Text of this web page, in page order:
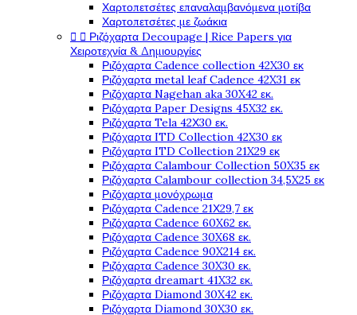
Χαρτοπετσέτες επαναλαμβανόμενα μοτίβα
Χαρτοπετσέτες με ζωάκια
  Ριζόχαρτα Decoupage | Rice Papers για
Χειροτεχνία & Δημιουργίες
Ριζόχαρτα Cadence collection 42X30 εκ
Ριζόχαρτα metal leaf Cadence 42X31 εκ
Ριζόχαρτα Nagehan aka 30X42 εκ.
Ριζόχαρτα Paper Designs 45X32 εκ.
Ριζόχαρτα Tela 42Χ30 εκ.
Ριζόχαρτα ITD Collection 42X30 εκ
Ριζόχαρτα ITD Collection 21X29 εκ
Ριζόχαρτα Calambour Collection 50X35 εκ
Ριζόχαρτα Calambour collection 34,5X25 εκ
Ριζόχαρτα μονόχρωμα
Ριζόχαρτα Cadence 21Χ29,7 εκ
Ριζόχαρτα Cadence 60X62 εκ.
Ριζόχαρτα Cadence 30X68 εκ.
Ριζόχαρτα Cadence 90X214 εκ.
Ριζόχαρτα Cadence 30X30 εκ.
Ριζόχαρτα dreamart 41X32 εκ.
Ριζόχαρτα Diamond 30X42 εκ.
Ριζόχαρτα Diamond 30X30 εκ.